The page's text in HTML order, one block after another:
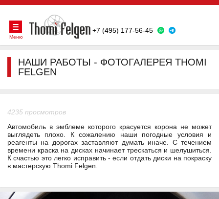
+7 (495) 177-56-45
Меню
НАШИ РАБОТЫ - ФОТОГАЛЕРЕЯ THOMI
FELGEN
4235 просмотров
Автомобиль в эмблеме которого красуется корона не может
выглядеть плохо. К сожалению наши погодные условия и
реагенты на дорогах заставляют думать иначе. С течением
времени краска на дисках начинает трескаться и шелушиться.
К счастью это легко исправить - если отдать диски на покраску
в мастерскую Thomi Felgen.